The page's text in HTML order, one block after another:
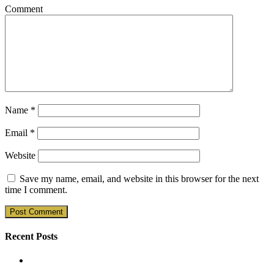
Comment
Name *
Email *
Website
Save my name, email, and website in this browser for the next
time I comment.
Recent Posts